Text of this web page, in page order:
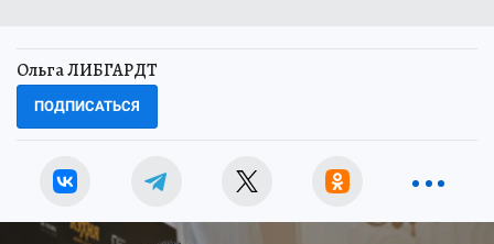
Ольга ЛИБГАРДТ
ПОДПИСАТЬСЯ